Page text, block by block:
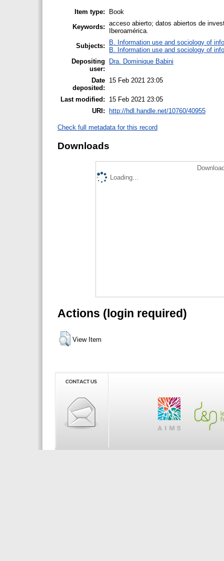
Item type:
Book
Keywords: acceso abierto; datos abiertos de
Iberoamérica.
Subjects:
B. Information use and sociology of
B. Information use and sociology of
Depositing
user:
Dra. Dominique Babini
Date
deposited:
15 Feb 2021 23:05
Last modified:
15 Feb 2021 23:05
URI:
http://hdl.handle.net/10760/40955
Check full metadata for this record
Downloads
Loading...
Actions (login required)
View Item